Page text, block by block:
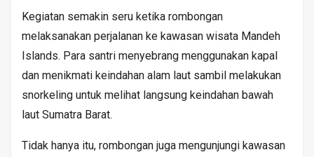
Kegiatan semakin seru ketika rombongan
melaksanakan perjalanan ke kawasan wisata Mandeh
Islands. Para santri menyebrang menggunakan kapal
dan menikmati keindahan alam laut sambil melakukan
snorkeling untuk melihat langsung keindahan bawah
laut Sumatra Barat.
Tidak hanya itu, rombongan juga mengunjungi kawasan